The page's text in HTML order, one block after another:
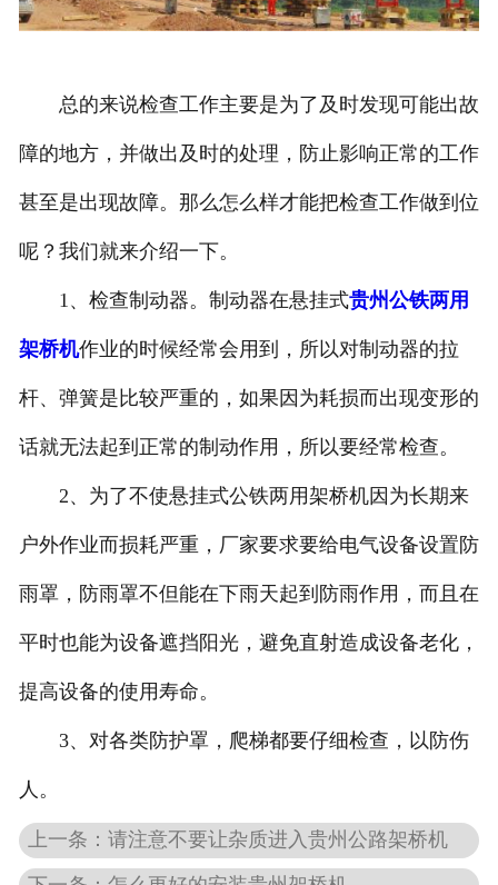
总的来说检查工作主要是为了及时发现可能出故
障的地方，并做出及时的处理，防止影响正常的工作
甚至是出现故障。那么怎么样才能把检查工作做到位
呢？我们就来介绍一下。
1、检查制动器。制动器在悬挂式贵州公铁两用
架桥机作业的时候经常会用到，所以对制动器的拉
杆、弹簧是比较严重的，如果因为耗损而出现变形的
话就无法起到正常的制动作用，所以要经常检查。
2、为了不使悬挂式公铁两用架桥机因为长期来
户外作业而损耗严重，厂家要求要给电气设备设置防
雨罩，防雨罩不但能在下雨天起到防雨作用，而且在
平时也能为设备遮挡阳光，避免直射造成设备老化，
提高设备的使用寿命。
3、对各类防护罩，爬梯都要仔细检查，以防伤
人。
上一条：请注意不要让杂质进入贵州公路架桥机